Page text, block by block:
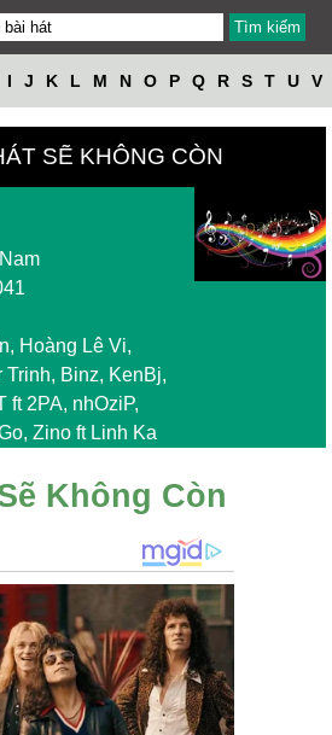
I J K L M N O P Q R S T U V
SẼ KHÔNG CÒN
Hoàng Lê Vi,
Trinh, Binz, KenBj,
ft 2PA, nhOziP,
Zino ft Linh Ka
Không Còn